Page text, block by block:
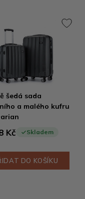
šedá sada
a malého kufru
Kč Skladem
DO KOŠÍKU